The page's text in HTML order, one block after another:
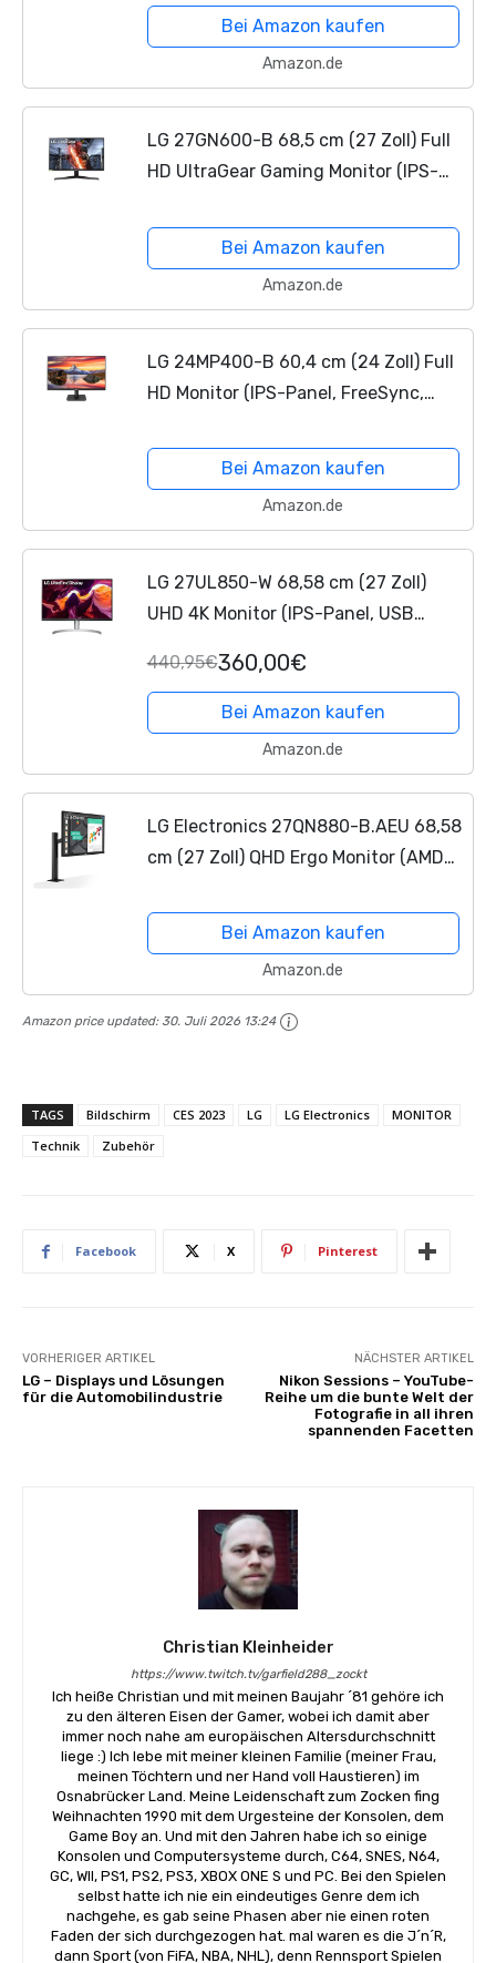
weiß, schwarz, 350 cd/m²
Bei Amazon kaufen
Amazon.de
LG 27GN600-B 68,5 cm (27 Zoll) Full
HD UltraGear Gaming Monitor (IPS-
sRGB), schwarz
Bei Amazon kaufen
Amazon.de
LG 24MP400-B 60,4 cm (24 Zoll) Full
HD Monitor (IPS-Panel, FreeSync,
Bei Amazon kaufen
Amazon.de
LG 27UL850-W 68,58 cm (27 Zoll)
UHD 4K Monitor (IPS-Panel, USB
schwarz weiß
440,95€360,00€
Bei Amazon kaufen
Amazon.de
LG Electronics 27QN880-B.AEU 68,58
cm (27 Zoll) QHD Ergo Monitor (AMD
Ergonomie, Flicker Safe),
Dunkelanthrazit
Bei Amazon kaufen
Amazon.de
Amazon price updated: 30. Juli 2026 13:24
TAGS Bildschirm CES 2023 LG LG Electronics
MONITOR
Technik
Zubehör
Facebook X Pinterest
VORHERIGER ARTIKEL
LG – Displays und Lösungen
für die Automobilindustrie
NÄCHSTER ARTIKEL
Nikon Sessions – YouTube-
Reihe um die bunte Welt der
Fotografie in all ihren
spannenden Facetten
Christian Kleinheider
https://www.twitch.tv/garfield288_zockt
Ich heiße Christian und mit meinen Baujahr ´81 gehöre ich
zu den älteren Eisen der Gamer, wobei ich damit aber
immer noch nahe am europäischen Altersdurchschnitt
liege :) Ich lebe mit meiner kleinen Familie (meiner Frau,
meinen Töchtern und ner Hand voll Haustieren) im
Osnabrücker Land. Meine Leidenschaft zum Zocken fing
Weihnachten 1990 mit dem Urgesteine der Konsolen, dem
Game Boy an. Und mit den Jahren habe ich so einige
Konsolen und Computersysteme durch, C64, SNES, N64,
GC, WII, PS1, PS2, PS3, XBOX ONE S und PC. Bei den Spielen
selbst hatte ich nie ein eindeutiges Genre dem ich
nachgehe, es gab seine Phasen aber nie einen roten
Faden der sich durchgezogen hat. mal waren es die J´n´R,
dann Sport (von FiFA, NBA, NHL), denn Rennsport Spielen